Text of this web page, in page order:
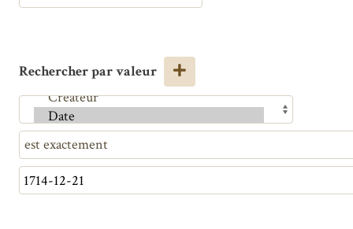
Rechercher par valeur